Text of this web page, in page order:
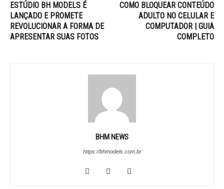
ESTÚDIO BH MODELS É
LANÇADO E PROMETE
REVOLUCIONAR A FORMA DE
APRESENTAR SUAS FOTOS
COMO BLOQUEAR CONTEÚDO
ADULTO NO CELULAR E
COMPUTADOR | GUIA
COMPLETO
BHM NEWS
https://bhmodels.com.br